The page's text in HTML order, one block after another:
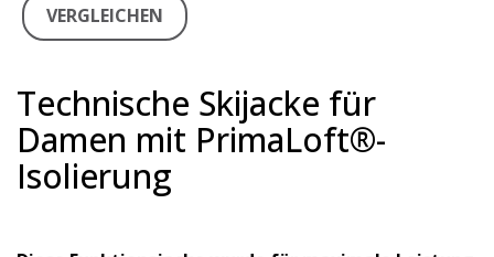
VERGLEICHEN
Technische Skijacke für
Damen mit PrimaLoft®-
Isolierung